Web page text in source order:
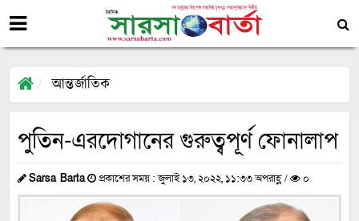
আন্তর্জাতিক
পুতিন-এরদোগানের গুরুত্বপূর্ণ ফোনালাপ
Sarsa Barta প্রকাশের সময় : জুলাই ১৩, ২০২২, ১১:৩৩ অপরাহ্ণ / ০